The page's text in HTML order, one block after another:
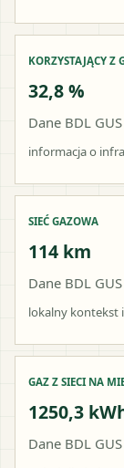
KORZYSTAJĄCY Z
32,8 %
Dane BDL
informacja o
SIEĆ GAZOWA
114 km
Dane BDL
lokalny
GAZ Z SIECI NA
1250,3
Dane BDL